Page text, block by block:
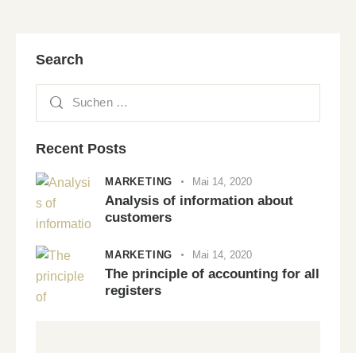
Search
Recent Posts
MARKETING Mai 14, 2020
Analysis of information about
customers
MARKETING Mai 14, 2020
The principle of accounting for all
registers